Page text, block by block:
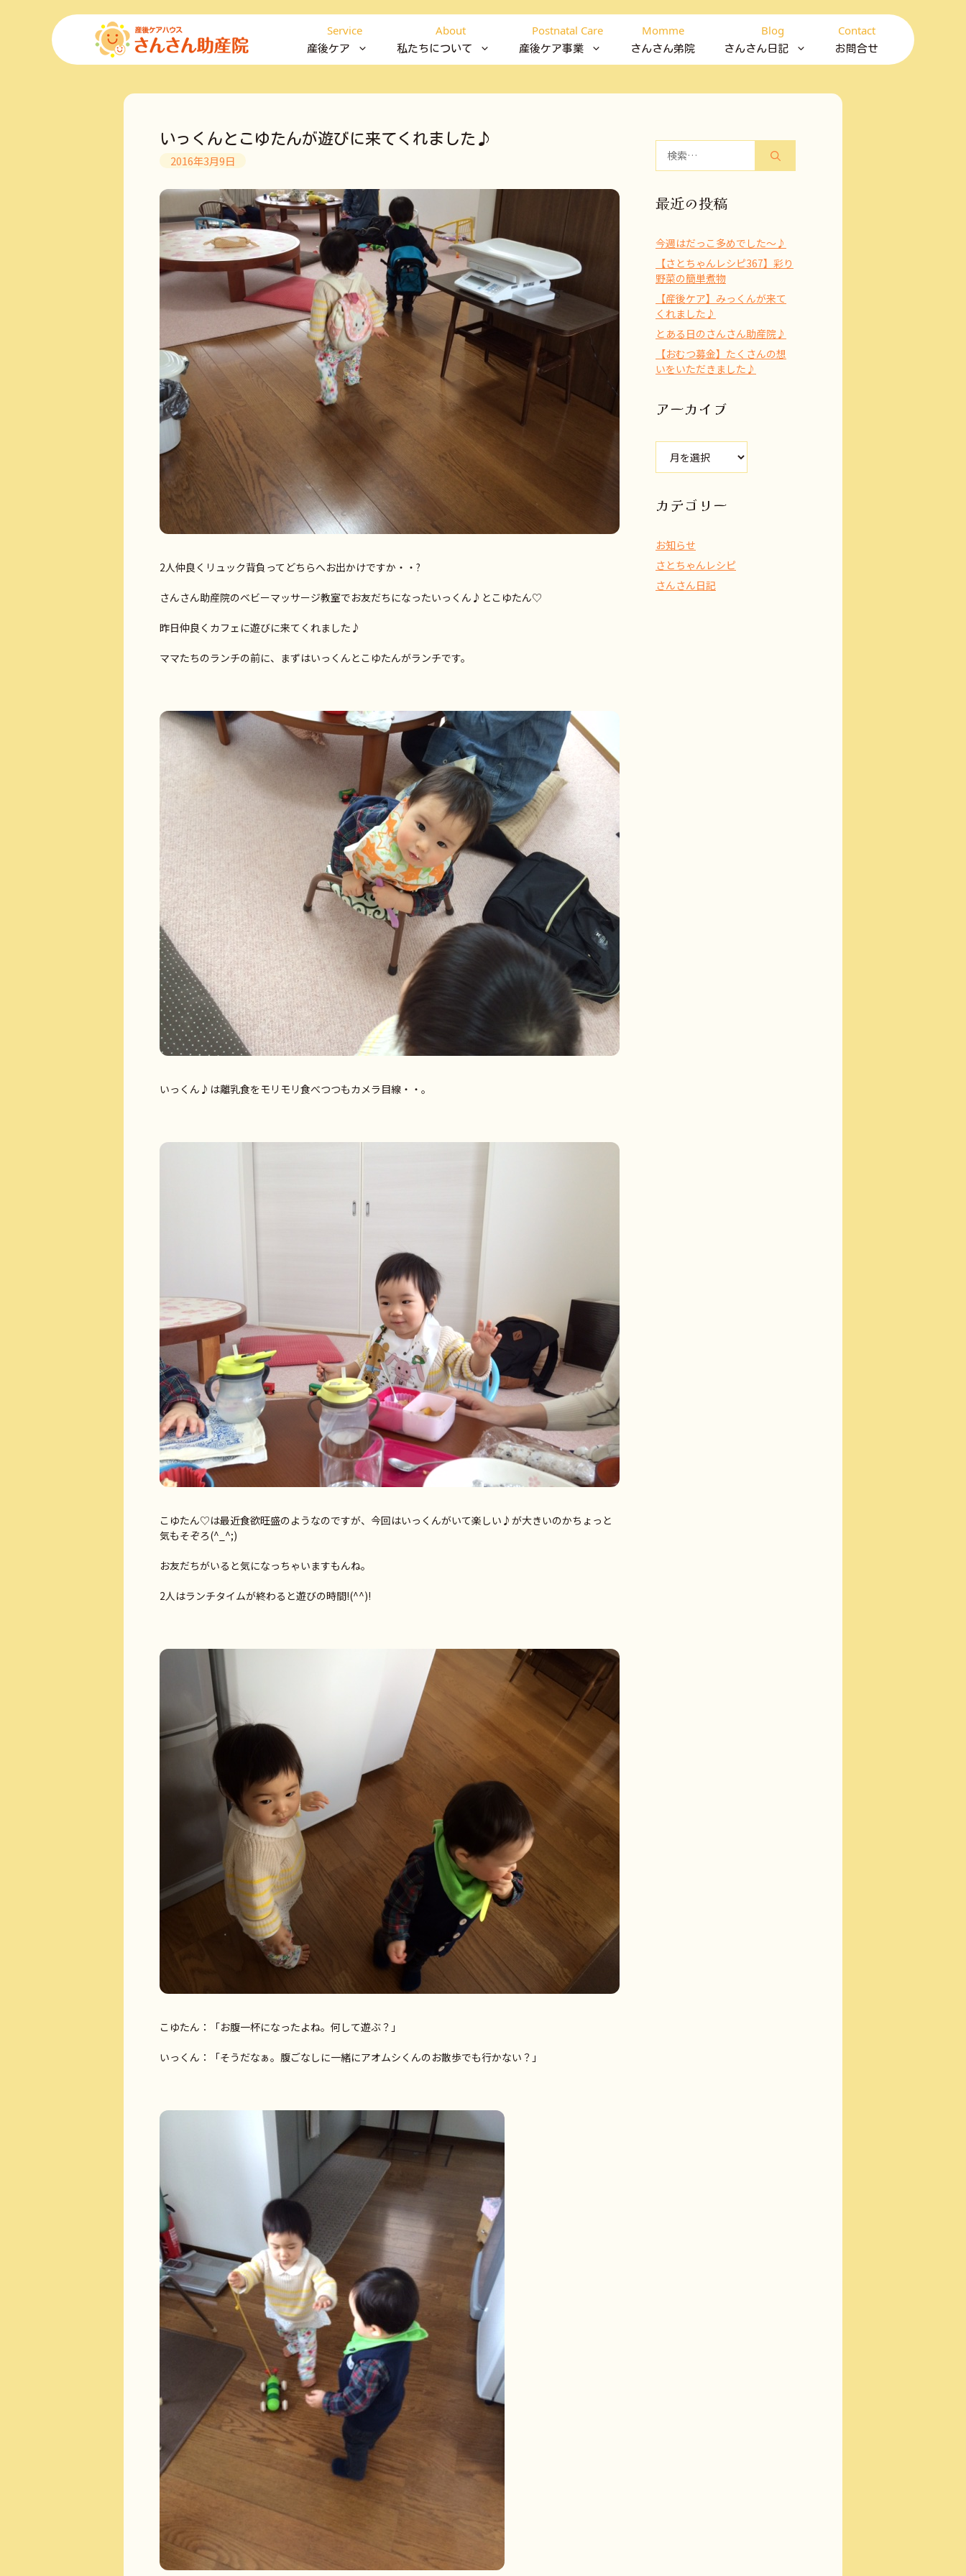
Service
産後ケア
About
私たちについて
Postnatal Care
産後ケア事業
Momme
さんさん弟院
Blog
さんさん日記
Contact
お問合せ
いっくんとこゆたんが遊びに来てくれました♪
2016年3月9日
2人仲良くリュック背負ってどちらへお出かけですか・・?
さんさん助産院のベビーマッサージ教室でお友だちになったいっくん♪とこゆたん♡
昨日仲良くカフェに遊びに来てくれました♪
ママたちのランチの前に、まずはいっくんとこゆたんがランチです。
いっくん♪は離乳食をモリモリ食べつつもカメラ目線・・。
こゆたん♡は最近食欲旺盛のようなのですが、今回はいっくんがいて楽しい♪が大きいのかちょっと
気もそぞろ(^_^;)
お友だちがいると気になっちゃいますもんね。
2人はランチタイムが終わると遊びの時間!(^^)!
こゆたん：「お腹一杯になったよね。何して遊ぶ？」
いっくん：「そうだなぁ。腹ごなしに一緒にアオムシくんのお散歩でも行かない？」
最近の投稿
今週はだっこ多めでした～♪
【さとちゃんレシピ367】彩り
野菜の簡単煮物
【産後ケア】みっくんが来て
くれました♪
とある日のさんさん助産院♪
【おむつ募金】たくさんの想
いをいただきました♪
アーカイブ
ブ
カテゴリー
お知らせ
さとちゃんレシピ
さんさん日記